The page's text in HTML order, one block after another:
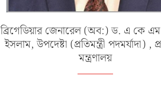
ব্রিগেডিয়ার জেনারেল (অব:) ড. এ কে
ইসলাম, উপদেষ্টা (প্রতিমন্ত্রী পদমর্যাদা) ,
মন্ত্রণালয়